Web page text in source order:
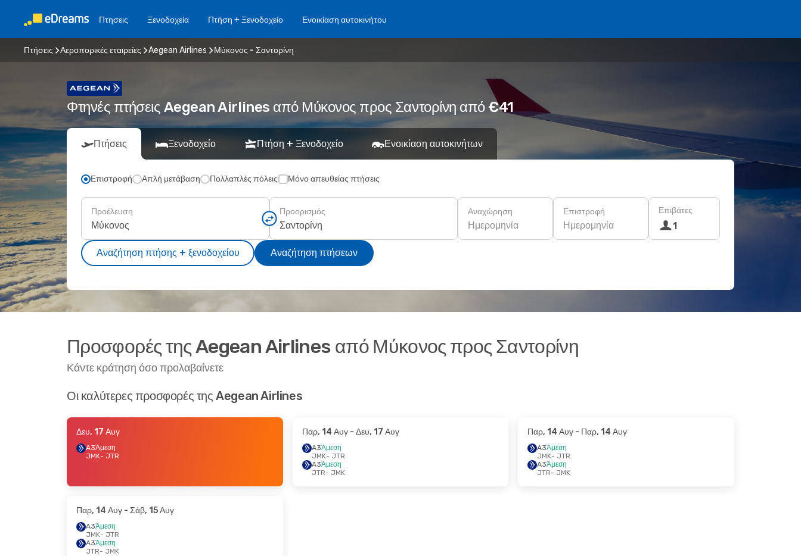
Πτησεις Ξενοδοχεία Πτήση + Ξενοδοχείο Ενοικίαση αυτοκινήτου
Πτήσεις Αεροπορικές εταιρείες Aegean Airlines Μύκονος - Σαντορίνη
Φτηνές πτήσεις Aegean Airlines από Μύκονος προς Σαντορίνη από €41
Πτήσεις Ξενοδοχείο Πτήση + Ξενοδοχείο Ενοικίαση αυτοκινήτων
Επιστροφή Απλή μετάβαση Πολλαπλές πόλεις Μόνο απευθείας πτήσεις
Προέλευση Προορισμός Αναχώρηση
Ημερομηνία
Επιστροφή
Ημερομηνία
Επιβάτες
1
Αναζήτηση πτήσης + ξενοδοχείου Αναζήτηση πτήσεων
Προσφορές της Aegean Airlines από Μύκονος προς Σαντορίνη
Κάντε κράτηση όσο προλαβαίνετε
Οι καλύτερες προσφορές της Aegean Airlines
Δευ, 17 Αυγ
A3Άμεση
JMK- JTR
Παρ, 14 Αυγ- Δευ, 17 Αυγ
A3Άμεση
JMK- JTR
A3Άμεση
JTR- JMK
Παρ, 14 Αυγ - Παρ, 14 Αυγ
A3Άμεση
JMK- JTR
A3Άμεση
JTR- JMK
Παρ, 14 Αυγ - Σάβ, 15 Αυγ
A3Άμεση
JMK- JTR
A3Άμεση
JTR- JMK